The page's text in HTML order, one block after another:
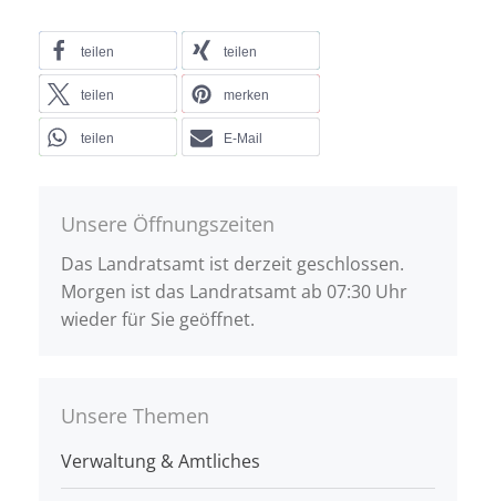
teilen teilen
teilen merken
teilen E-Mail
Unsere Öffnungszeiten
Das Landratsamt ist derzeit geschlossen.
Morgen ist das Landratsamt ab 07:30 Uhr
wieder für Sie geöffnet.
Unsere Themen
Verwaltung & Amtliches